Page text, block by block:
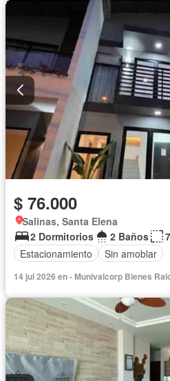
$ 76.000
Salinas, Santa Elena
2 Dormitorios
2 Baños
Estacionamiento
Sin amoblar
14 jul 2026 en - Munivalcorp Bienes